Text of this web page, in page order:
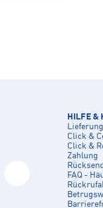
HILFE &
Click &
Click &
Zahlung
FAQ -